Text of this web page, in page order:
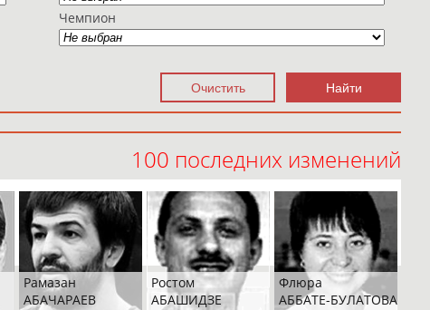
Чемпион
100 последних изменений
Рамазан
АБАЧАРАЕВ
Ростом
АБАШИДЗЕ
Флюра
АББАТЕ-БУЛАТОВА